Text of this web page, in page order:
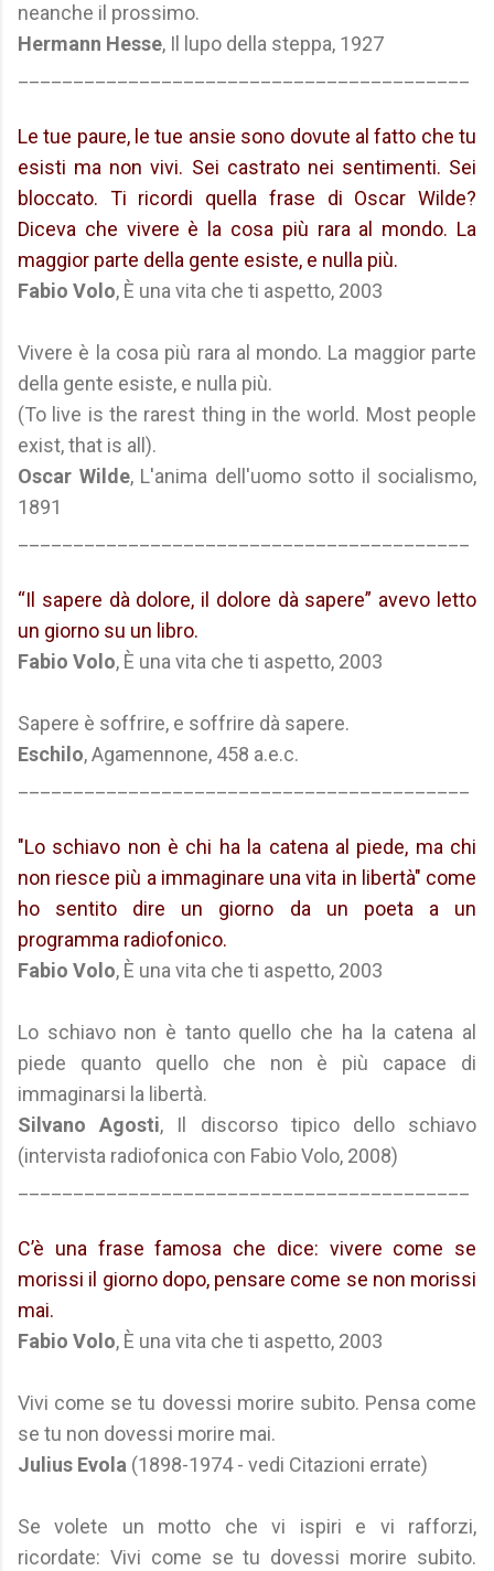
neanche il prossimo.
Hermann Hesse, Il lupo della steppa, 1927
Le tue paure, le tue ansie sono dovute al fatto che tu
esisti ma non vivi. Sei castrato nei sentimenti. Sei
bloccato. Ti ricordi quella frase di Oscar Wilde?
Diceva che vivere è la cosa più rara al mondo. La
maggior parte della gente esiste, e nulla più.
Fabio Volo, È una vita che ti aspetto, 2003
Vivere è la cosa più rara al mondo. La maggior parte
della gente esiste, e nulla più.
(To live is the rarest thing in the world. Most people
exist, that is all).
Oscar Wilde, L'anima dell'uomo sotto il socialismo,
1891
“Il sapere dà dolore, il dolore dà sapere” avevo letto
un giorno su un libro.
Fabio Volo, È una vita che ti aspetto, 2003
Sapere è soffrire, e soffrire dà sapere.
Eschilo, Agamennone, 458 a.e.c.
"Lo schiavo non è chi ha la catena al piede, ma chi
non riesce più a immaginare una vita in libertà" come
ho sentito dire un giorno da un poeta a un
programma radiofonico.
Fabio Volo, È una vita che ti aspetto, 2003
Lo schiavo non è tanto quello che ha la catena al
piede quanto quello che non è più capace di
immaginarsi la libertà.
Silvano Agosti, Il discorso tipico dello schiavo
(intervista radiofonica con Fabio Volo, 2008)
C’è una frase famosa che dice: vivere come se
morissi il giorno dopo, pensare come se non morissi
mai.
Fabio Volo, È una vita che ti aspetto, 2003
Vivi come se tu dovessi morire subito. Pensa come
se tu non dovessi morire mai.
Julius Evola (1898-1974 - vedi Citazioni errate)
Se volete un motto che vi ispiri e vi rafforzi,
ricordate: Vivi come se tu dovessi morire subito.